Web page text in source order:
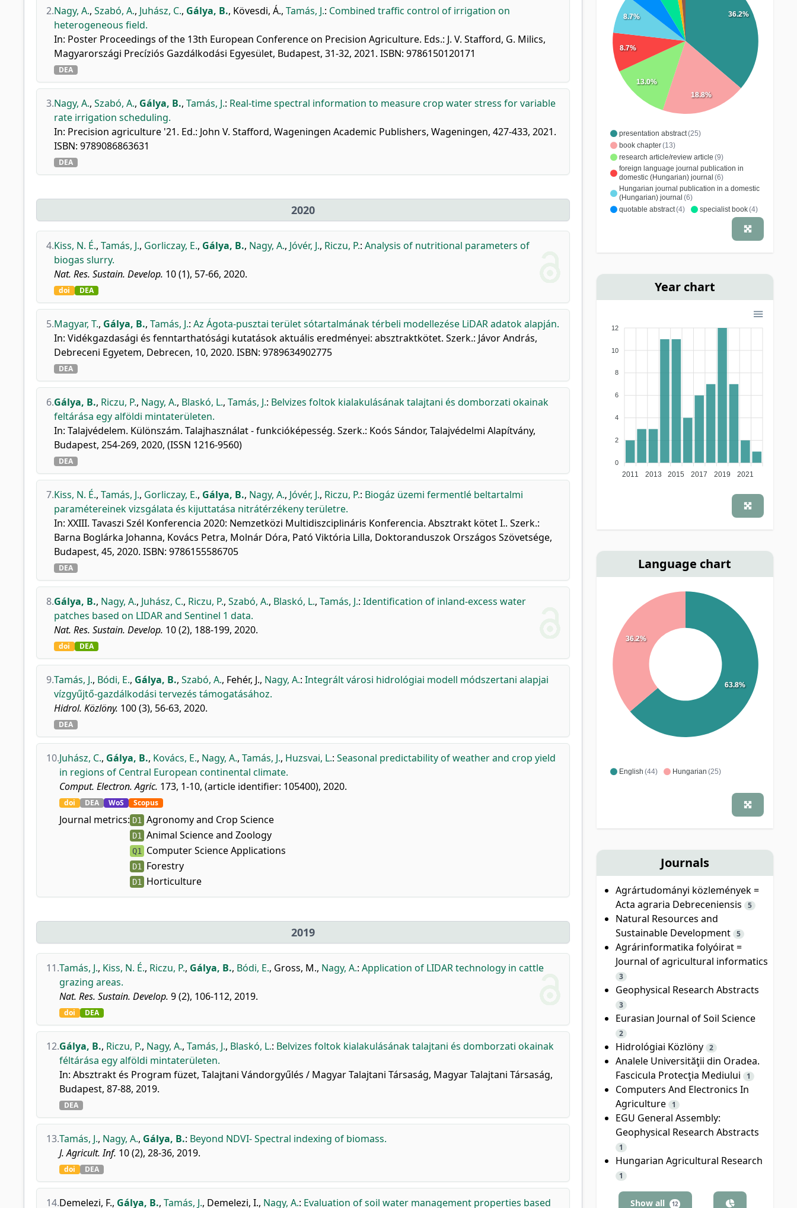
2.Nagy, A., Szabó, A., Juhász, C., Gálya, B., Kövesdi, Á., Tamás, J.: Combined traffic control of irrigation on
heterogeneous field.
In: Poster Proceedings of the 13th European Conference on Precision Agriculture. Eds.: J. V. Stafford, G. Milics,
Magyarországi Precíziós Gazdálkodási Egyesület, Budapest, 31-32, 2021. ISBN: 9786150120171
DEA
3.Nagy, A., Szabó, A., Gálya, B., Tamás, J.: Real-time spectral information to measure crop water stress for variable
rate irrigation scheduling.
In: Precision agriculture '21. Ed.: John V. Stafford, Wageningen Academic Publishers, Wageningen, 427-433, 2021.
ISBN: 9789086863631
DEA
2020
4.Kiss, N. É., Tamás, J., Gorliczay, E., Gálya, B., Nagy, A., Jóvér, J., Riczu, P.: Analysis of nutritional parameters of
biogas slurry.
Nat. Res. Sustain. Develop. 10 (1), 57-66, 2020.
doi DEA
5.Magyar, T., Gálya, B., Tamás, J.: Az Ágota-pusztai terület sótartalmának térbeli modellezése LiDAR adatok alapján.
In: Vidékgazdasági és fenntarthatósági kutatások aktuális eredményei: absztraktkötet. Szerk.: Jávor András,
Debreceni Egyetem, Debrecen, 10, 2020. ISBN: 9789634902775
DEA
6.Gálya, B., Riczu, P., Nagy, A., Blaskó, L., Tamás, J.: Belvizes foltok kialakulásának talajtani és domborzati okainak
feltárása egy alföldi mintaterületen.
In: Talajvédelem. Különszám. Talajhasználat - funkcióképesség. Szerk.: Koós Sándor, Talajvédelmi Alapítvány,
Budapest, 254-269, 2020, (ISSN 1216-9560)
DEA
7.Kiss, N. É., Tamás, J., Gorliczay, E., Gálya, B., Nagy, A., Jóvér, J., Riczu, P.: Biogáz üzemi fermentlé beltartalmi
paramétereinek vizsgálata és kijuttatása nitrátérzékeny területre.
In: XXIII. Tavaszi Szél Konferencia 2020: Nemzetközi Multidiszciplináris Konferencia. Absztrakt kötet I.. Szerk.:
Barna Boglárka Johanna, Kovács Petra, Molnár Dóra, Pató Viktória Lilla, Doktoranduszok Országos Szövetsége,
Budapest, 45, 2020. ISBN: 9786155586705
DEA
8.Gálya, B., Nagy, A., Juhász, C., Riczu, P., Szabó, A., Blaskó, L., Tamás, J.: Identification of inland-excess water
patches based on LIDAR and Sentinel 1 data.
Nat. Res. Sustain. Develop. 10 (2), 188-199, 2020.
doi DEA
9.Tamás, J., Bódi, E., Gálya, B., Szabó, A., Fehér, J., Nagy, A.: Integrált városi hidrológiai modell módszertani alapjai
vízgyűjtő-gazdálkodási tervezés támogatásához.
Hidrol. Közlöny. 100 (3), 56-63, 2020.
DEA
10.Juhász, C., Gálya, B., Kovács, E., Nagy, A., Tamás, J., Huzsvai, L.: Seasonal predictability of weather and crop yield
in regions of Central European continental climate.
Comput. Electron. Agric. 173, 1-10, (article identifier: 105400), 2020.
doi DEA WoS Scopus
Journal metrics: D1 Agronomy and Crop Science
D1 Animal Science and Zoology
Q1 Computer Science Applications
D1 Forestry
D1 Horticulture
2019
11.Tamás, J., Kiss, N. É., Riczu, P., Gálya, B., Bódi, E., Gross, M., Nagy, A.: Application of LIDAR technology in cattle
grazing areas.
Nat. Res. Sustain. Develop. 9 (2), 106-112, 2019.
doi DEA
12.Gálya, B., Riczu, P., Nagy, A., Tamás, J., Blaskó, L.: Belvizes foltok kialakulásának talajtani és domborzati okainak
féltárása egy alföldi mintaterületen.
In: Absztrakt és Program füzet, Talajtani Vándorgyűlés / Magyar Talajtani Társaság, Magyar Talajtani Társaság,
Budapest, 87-88, 2019.
DEA
13.Tamás, J., Nagy, A., Gálya, B.: Beyond NDVI- Spectral indexing of biomass.
J. Agricult. Inf. 10 (2), 28-36, 2019.
doi DEA
14.Demelezi, F., Gálya, B., Tamás, J., Demelezi, I., Nagy, A.: Evaluation of soil water management properties based
presentation abstract(25)
book chapter(13)
research article/review article (9)
foreign language journal publication in
domestic (Hungarian) journal (6)
Hungarian journal publication in a domestic
(Hungarian) journal (6)
quotable abstract(4) specialist book(4)
36.2%
18.8%
13.0%
8.7%
8.7%
Year chart
12
10
8
6
4
2
0
2011 2013 2015 2017 2019 2021
Language chart
English (44) Hungarian (25)
63.8%
36.2%
Journals
Agrártudományi közlemények =
Acta agraria Debreceniensis
5
Natural Resources and
Sustainable Development 5
Agrárinformatika folyóirat =
Journal of agricultural informatics
3
Geophysical Research Abstracts
3
Eurasian Journal of Soil Science
2
Hidrológiai Közlöny 2
Analele Universităţii din Oradea.
Fascicula Protecţia Mediului
1
Computers And Electronics In
Agriculture
1
EGU General Assembly:
Geophysical Research Abstracts
1
Hungarian Agricultural Research
1
Show all 12